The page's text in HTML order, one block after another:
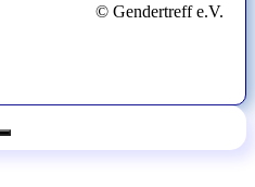
© Gendertreff e.V.
Suchen